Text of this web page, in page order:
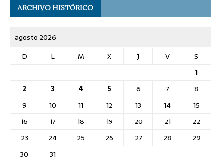
ARCHIVO HISTÓRICO
agosto 2026
D
L M X J V
S
1
2
3 4 5 6 7
8
9
10 11 12 13 14
15
16
17 18 19 20 21
22
23
24 25 26 27 28
29
30
31